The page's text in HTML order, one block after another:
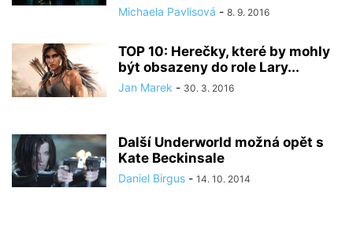
Michaela Pavlisová - 8. 9. 2016
TOP 10: Herečky, které by mohly
být obsazeny do role Lary...
Jan Marek - 30. 3. 2016
Další Underworld možná opět s
Kate Beckinsale
Daniel Birgus - 14. 10. 2014